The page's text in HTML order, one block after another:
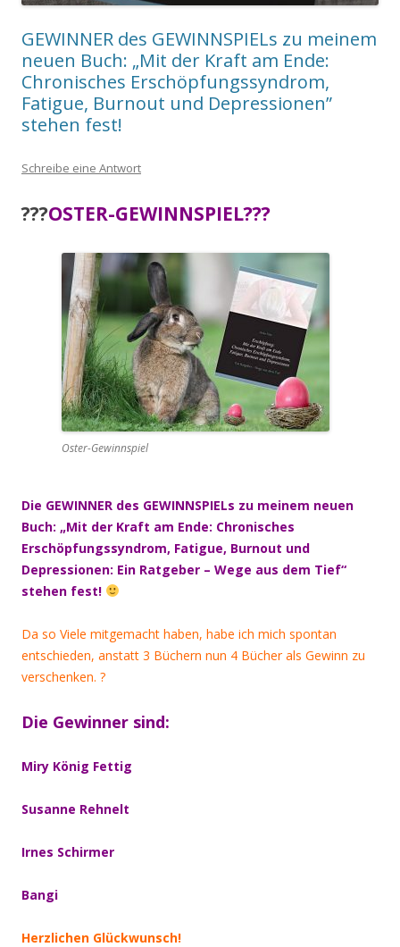
GEWINNER des GEWINNSPIELs zu meinem
neuen Buch: „Mit der Kraft am Ende:
Chronisches Erschöpfungssyndrom,
Fatigue, Burnout und Depressionen”
stehen fest!
Schreibe eine Antwort
???OSTER-GEWINNSPIEL???
Oster-Gewinnspiel
Die GEWINNER des GEWINNSPIELs zu meinem neuen
Buch: „Mit der Kraft am Ende: Chronisches
Erschöpfungssyndrom, Fatigue, Burnout und
Depressionen: Ein Ratgeber – Wege aus dem Tief“
stehen fest!
Da so Viele mitgemacht haben, habe ich mich spontan
entschieden, anstatt 3 Büchern nun 4 Bücher als Gewinn zu
verschenken. ?
Die Gewinner sind:
Miry König Fettig
Susanne Rehnelt
Irnes Schirmer
Bangi
Herzlichen Glückwunsch!